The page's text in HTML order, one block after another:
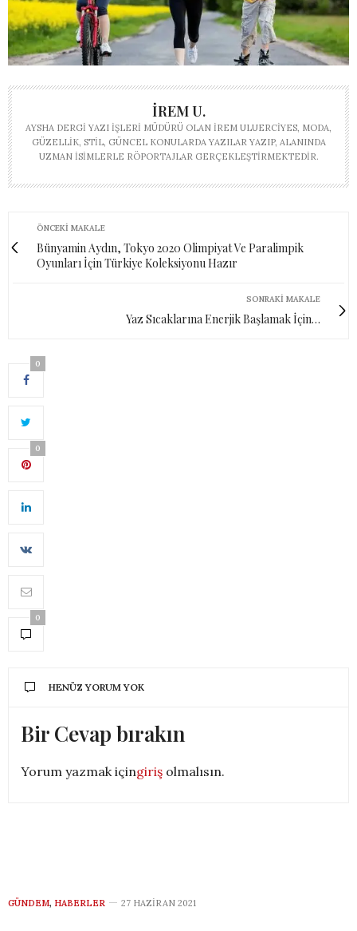
İREM U.
AYSHA DERGI YAZI İŞLERI MÜDÜRÜ OLAN İREM ULUERCIYES, MODA,
GÜZELLIK, STIL, GÜNCEL KONULARDA YAZILAR YAZIP, ALANINDA
UZMAN ISIMLERLE RÖPORTAJLAR GERÇEKLEŞTIRMEKTEDIR.
ÖNCEKI MAKALE
Bünyamin Aydın, Tokyo 2020 Olimpiyat Ve Paralimpik
Oyunları İçin Türkiye Koleksiyonu Hazır
SONRAKI MAKALE
Yaz Sıcaklarına Enerjik Başlamak İçin…
0
0
0
HENÜZ YORUM YOK
Bir Cevap bırakın
Yorum yazmak içingiriş olmalısın.
GÜNDEM, HABERLER 27 HAZIRAN 2021